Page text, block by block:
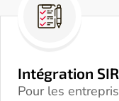
Intégration
Pour les